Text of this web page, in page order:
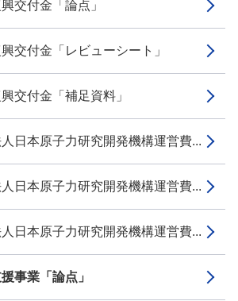
交付金「論点」
交付金「レビューシート」
交付金「補足資料」
日本原子力研究開発機構運営費...
日本原子力研究開発機構運営費...
日本原子力研究開発機構運営費...
事業「論点」